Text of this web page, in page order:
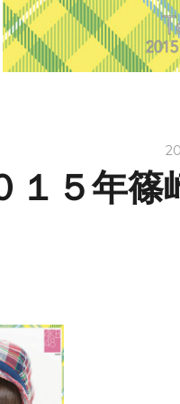
１５年篠